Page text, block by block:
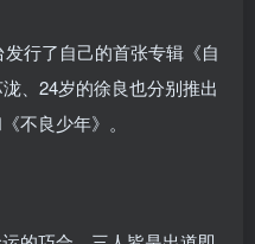
行了自己的首张专辑《自
、24岁的徐良也分别推出
不良少年》。